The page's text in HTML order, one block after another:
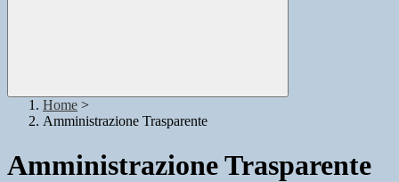
Home >
Amministrazione Trasparente
Amministrazione Trasparente